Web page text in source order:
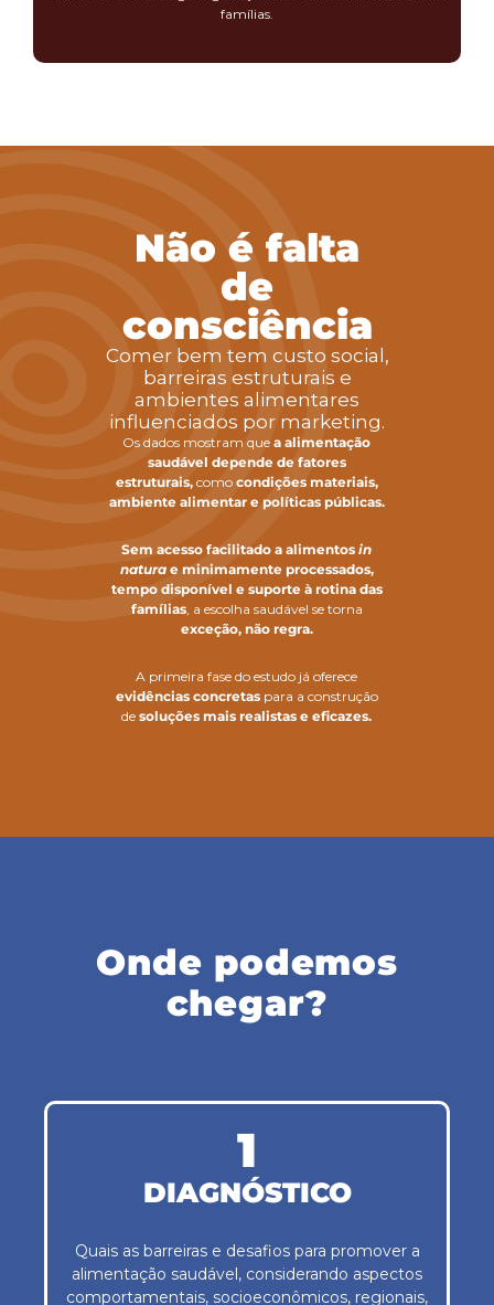
famílias.
Não é falta
de
consciência
Comer bem tem custo social,
barreiras estruturais e
ambientes alimentares
influenciados por marketing.
Os dados mostram quea alimentação
saudável depende de fatores
estruturais,como condições materiais,
ambiente alimentar e políticas públicas.
Sem acesso facilitado a alimentosin
naturae minimamente processados,
tempo disponível e suporte à rotina das
famílias, a escolha saudável se torna
exceção, não regra.
A primeira fase do estudo já oferece
evidências concretaspara a construção
desoluções mais realistas e eficazes.
Onde podemos
chegar?
1
DIAGNÓSTICO
Quais as barreiras e desafios para promover a
alimentação saudável, considerando aspectos
comportamentais, socioeconômicos, regionais,